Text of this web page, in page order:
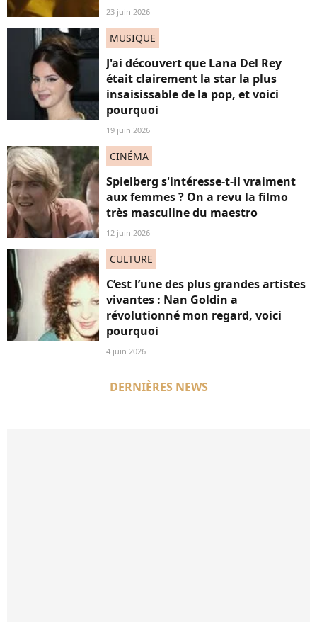
23 juin 2026
MUSIQUE
J'ai découvert que Lana Del Rey
était clairement la star la plus
insaisissable de la pop, et voici
pourquoi
19 juin 2026
CINÉMA
Spielberg s'intéresse-t-il vraiment
aux femmes ? On a revu la filmo
très masculine du maestro
12 juin 2026
CULTURE
C’est l’une des plus grandes artistes
vivantes : Nan Goldin a
révolutionné mon regard, voici
pourquoi
4 juin 2026
DERNIÈRES NEWS